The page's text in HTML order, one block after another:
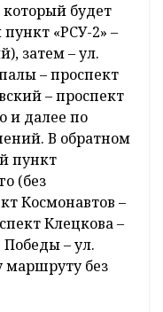
который будет
«РСУ-2» –
затем – ул.
– проспект
– проспект
и далее по
В обратном
пункт
(без
Космонавтов –
Клецкова –
– ул.
маршруту без